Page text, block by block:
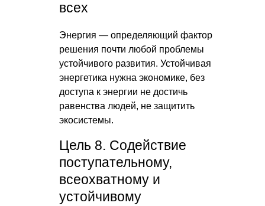
всех
Энергия — определяющий фактор
решения почти любой проблемы
устойчивого развития. Устойчивая
энергетика нужна экономике, без
доступа к энергии не достичь
равенства людей, не защитить
экосистемы.
Цель 8. Содействие
поступательному,
всеохватному и
устойчивому